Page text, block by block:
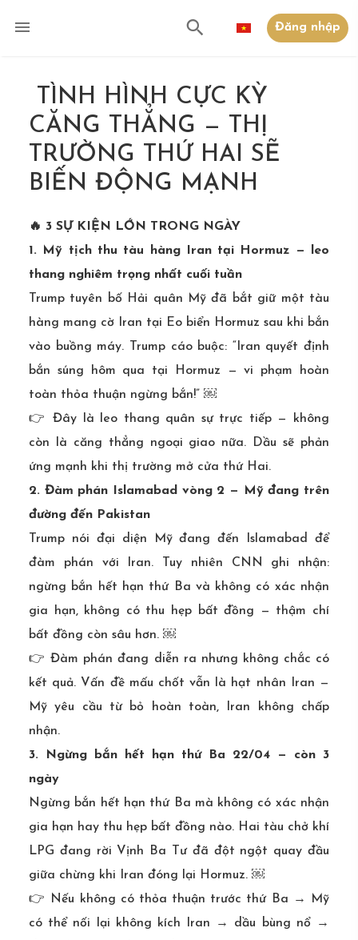
Đăng nhập
TÌNH HÌNH CỰC KỲ
CĂNG THẲNG — THỊ
TRƯỜNG THỨ HAI SẼ
BIẾN ĐỘNG MẠNH
🔥 3 SỰ KIỆN LỚN TRONG NGÀY
1. Mỹ tịch thu tàu hàng Iran tại Hormuz — leo
thang nghiêm trọng nhất cuối tuần
Trump tuyên bố Hải quân Mỹ đã bắt giữ một tàu
hàng mang cờ Iran tại Eo biển Hormuz sau khi bắn
vào buồng máy. Trump cáo buộc: “Iran quyết định
bắn súng hôm qua tại Hormuz — vi phạm hoàn
toàn thỏa thuận ngừng bắn!” ￼
👉 Đây là leo thang quân sự trực tiếp — không
còn là căng thẳng ngoại giao nữa. Dầu sẽ phản
ứng mạnh khi thị trường mở cửa thứ Hai.
2. Đàm phán Islamabad vòng 2 — Mỹ đang trên
đường đến Pakistan
Trump nói đại diện Mỹ đang đến Islamabad để
đàm phán với Iran. Tuy nhiên CNN ghi nhận:
ngừng bắn hết hạn thứ Ba và không có xác nhận
gia hạn, không có thu hẹp bất đồng — thậm chí
bất đồng còn sâu hơn. ￼
👉 Đàm phán đang diễn ra nhưng không chắc có
kết quả. Vấn đề mấu chốt vẫn là hạt nhân Iran —
Mỹ yêu cầu từ bỏ hoàn toàn, Iran không chấp
nhận.
3. Ngừng bắn hết hạn thứ Ba 22/04 — còn 3
ngày
Ngừng bắn hết hạn thứ Ba mà không có xác nhận
gia hạn hay thu hẹp bất đồng nào. Hai tàu chở khí
LPG đang rời Vịnh Ba Tư đã đột ngột quay đầu
giữa chừng khi Iran đóng lại Hormuz. ￼
👉 Nếu không có thỏa thuận trước thứ Ba → Mỹ
có thể nối lại không kích Iran → dầu bùng nổ →